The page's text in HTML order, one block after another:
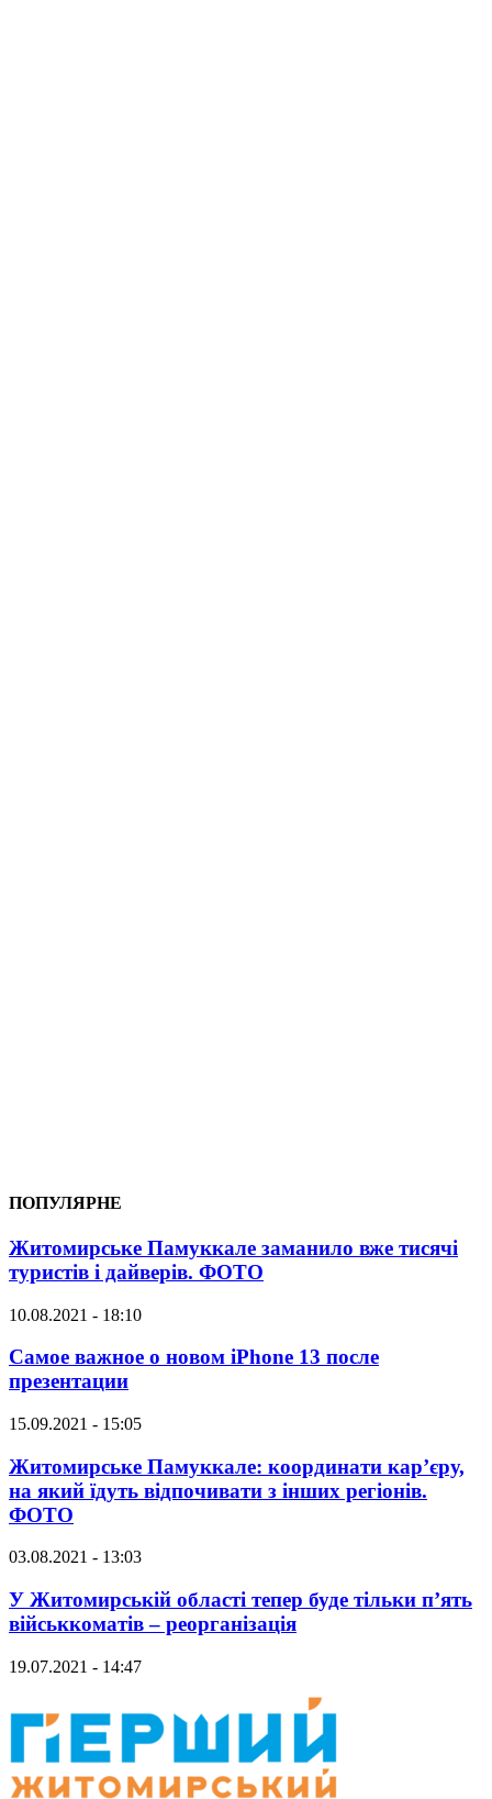
ПОПУЛЯРНЕ
Житомирське Памуккале заманило вже тисячі
туристів і дайверів. ФОТО
10.08.2021 - 18:10
Самое важное о новом iPhone 13 после
презентации
15.09.2021 - 15:05
Житомирське Памуккале: координати кар’єру,
на який їдуть відпочивати з інших регіонів.
ФОТО
03.08.2021 - 13:03
У Житомирській області тепер буде тільки п’ять
військкоматів – реорганізація
19.07.2021 - 14:47